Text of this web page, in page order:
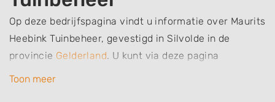
Op deze bedrijfspagina vindt u informatie over Maurits
Heebink Tuinbeheer, gevestigd in Silvolde in de
provincie Gelderland. U kunt via deze pagina
eenvoudig contact met het bedrijf opnemen door te
Toon meer